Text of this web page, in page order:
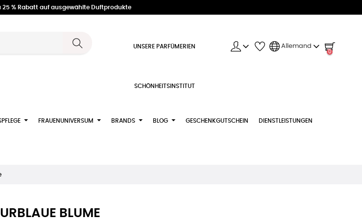
25 % Rabatt auf ausgewählte Duftprodukte
UNSERE PARFÜMERIEN
SCHÖNHEITSINSTITUT
Allemand
0
FRAUENUNIVERSUM BRANDS BLOG GESCHENKGUTSCHEIN DIENSTLEISTUNGEN
BLUME